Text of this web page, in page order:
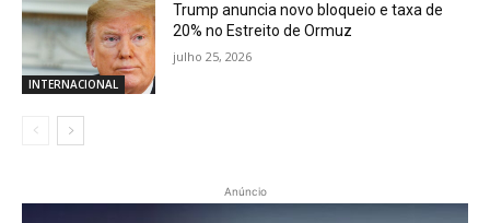
INTERNACIONAL
Trump anuncia novo bloqueio e taxa de
20% no Estreito de Ormuz
julho 25, 2026
Anúncio